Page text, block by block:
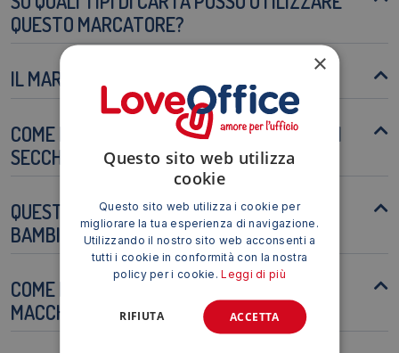
QUESTO MARCATORE?
IL MARCATORE È RICARICABILE?
COME POSSO EVITARE CHE L'INCHIOSTRO SI
SECCHI?
QUESTO MARCATORE È ADATTO PER I
BAMBINI?
COME POSSO PULIRE LE SUPERFICI
MACCHIATE DALL'INCHIOSTRO?
×
Questo sito web utilizza
cookie
Questo sito web utilizza i cookie per
migliorare la tua esperienza di navigazione.
Utilizzando il nostro sito web acconsenti a
tutti i cookie in conformità con la nostra
policy per i cookie.Leggi di più
ACCETTA
RIFIUTA